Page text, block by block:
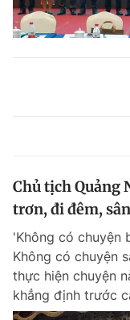
Chủ tịch Quảng
trơn, đi đêm,
'Không có chuyện
Không có chuyện
thực hiện chuyện
khẳng định trước